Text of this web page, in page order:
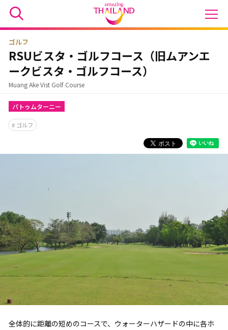
ゴルフ
RSUビスタ・ゴルフコース（旧ムアンエ
ークビスタ・ゴルフコース）
Muang Ake Vist Golf Course
パトゥムターニー
ゴルフ
全体的に距離の短めのコースで、ウォーターハザードの中に各ホ